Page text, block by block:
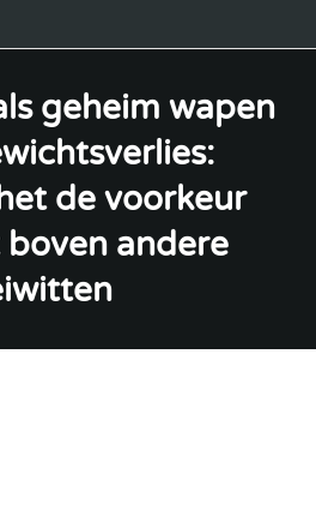
geheim wapen
de voorkeur
andere